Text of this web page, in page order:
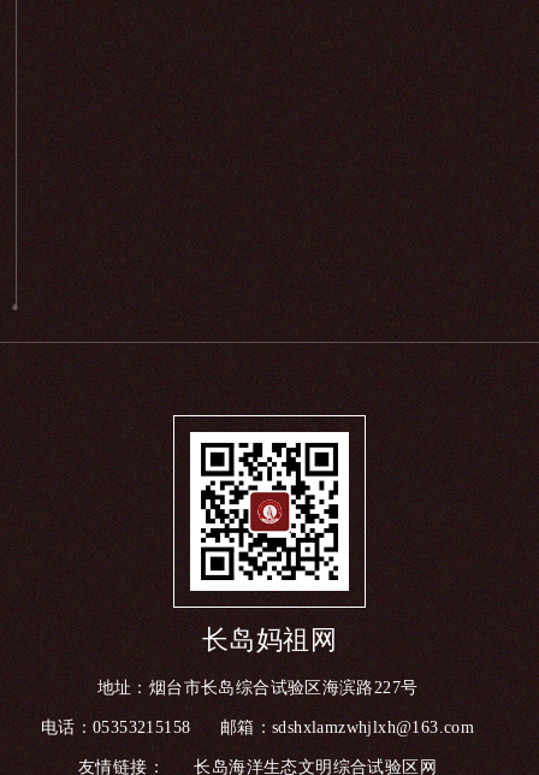
长岛妈祖网
地址：烟台市长岛综合试验区海滨路227号
电话：05353215158 邮箱：sdshxlamzwhjlxh@163.com
友情链接： 长岛海洋生态文明综合试验区网